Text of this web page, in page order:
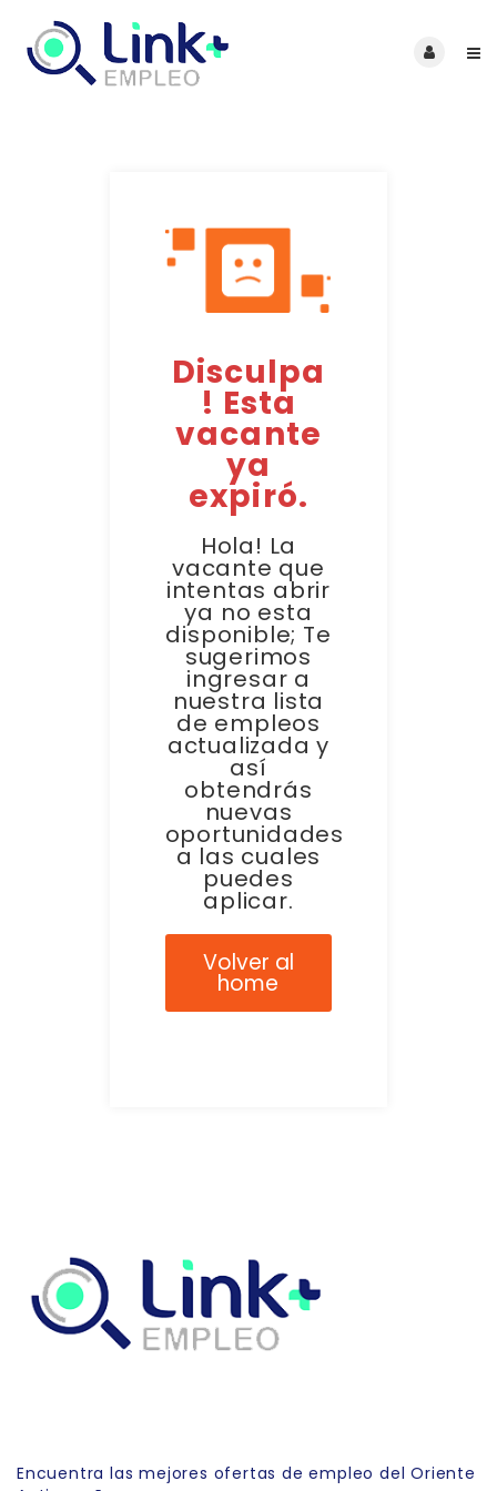
Disculpa
! Esta
vacante
ya
expiró.
Hola! La
vacante que
intentas abrir
ya no esta
disponible; Te
sugerimos
ingresar a
nuestra lista
de empleos
actualizada y
así
obtendrás
nuevas
oportunidades
a las cuales
puedes
aplicar.
Volver al
home
Encuentra las mejores ofertas de empleo del Oriente